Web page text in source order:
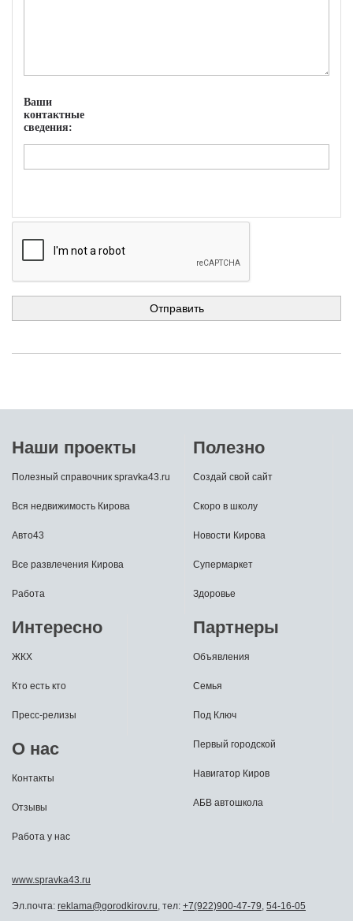
Ваши
контактные
сведения:
Наши проекты
Полезный справочник spravka43.ru
Вся недвижимость Кирова
Авто43
Все развлечения Кирова
Работа
Полезно
Создай свой сайт
Скоро в школу
Новости Кирова
Супермаркет
Здоровье
Интересно
ЖКХ
Кто есть кто
Пресс-релизы
О нас
Контакты
Отзывы
Работа у нас
Партнеры
Объявления
Семья
Под Ключ
Первый городской
Навигатор Киров
АБВ автошкола
www.spravka43.ru
Эл.почта: reklama@gorodkirov.ru, тел: +7(922)900-47-79, 54-16-05